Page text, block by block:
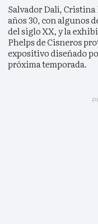
Salvador Dalí,
años 30, con algunos
del siglo XX, y la
Phelps de Cisneros
expositivo diseñado
próxima temporada.